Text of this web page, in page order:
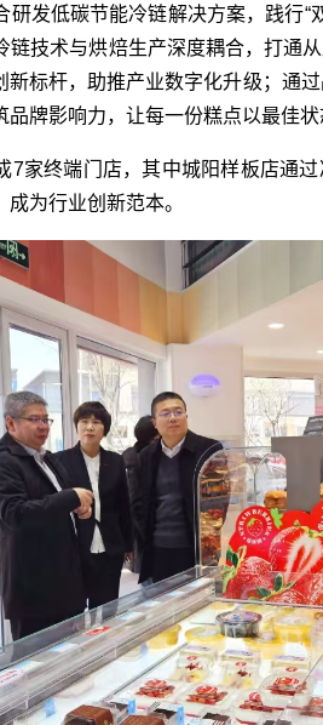
发低碳节能冷链解决方案，践行“
链技术与烘焙生产深度耦合，打通
标杆，助推产业数字化升级；通
牌影响力，让每一份糕点以最佳状
7家终端门店，其中城阳样板店通
为行业创新范本。